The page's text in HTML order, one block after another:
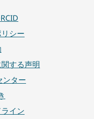
シー
する声明
ンター
イン